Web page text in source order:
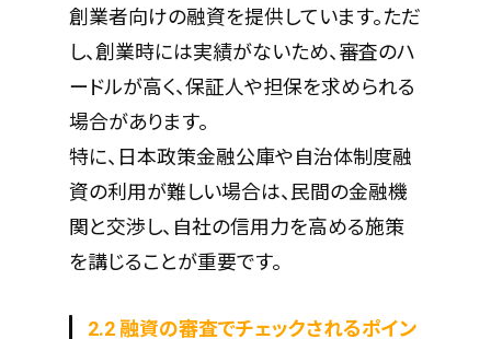
創業者向けの融資を提供しています。ただ
し、創業時には実績がないため、審査のハ
ードルが高く、保証人や担保を求められる
場合があります。
特に、日本政策金融公庫や自治体制度融
資の利用が難しい場合は、民間の金融機
関と交渉し、自社の信用力を高める施策
を講じることが重要です。
2.2 融資の審査でチェックされるポイン